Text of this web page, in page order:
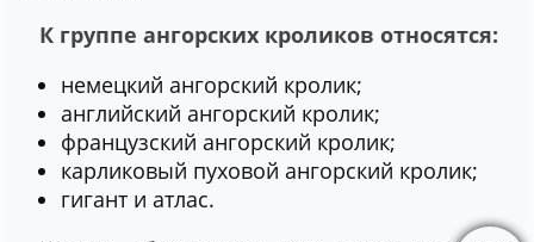
К группе ангорских кроликов относятся:
немецкий ангорский кролик;
английский ангорский кролик;
французский ангорский кролик;
карликовый пуховой ангорский кролик;
гигант и атлас.